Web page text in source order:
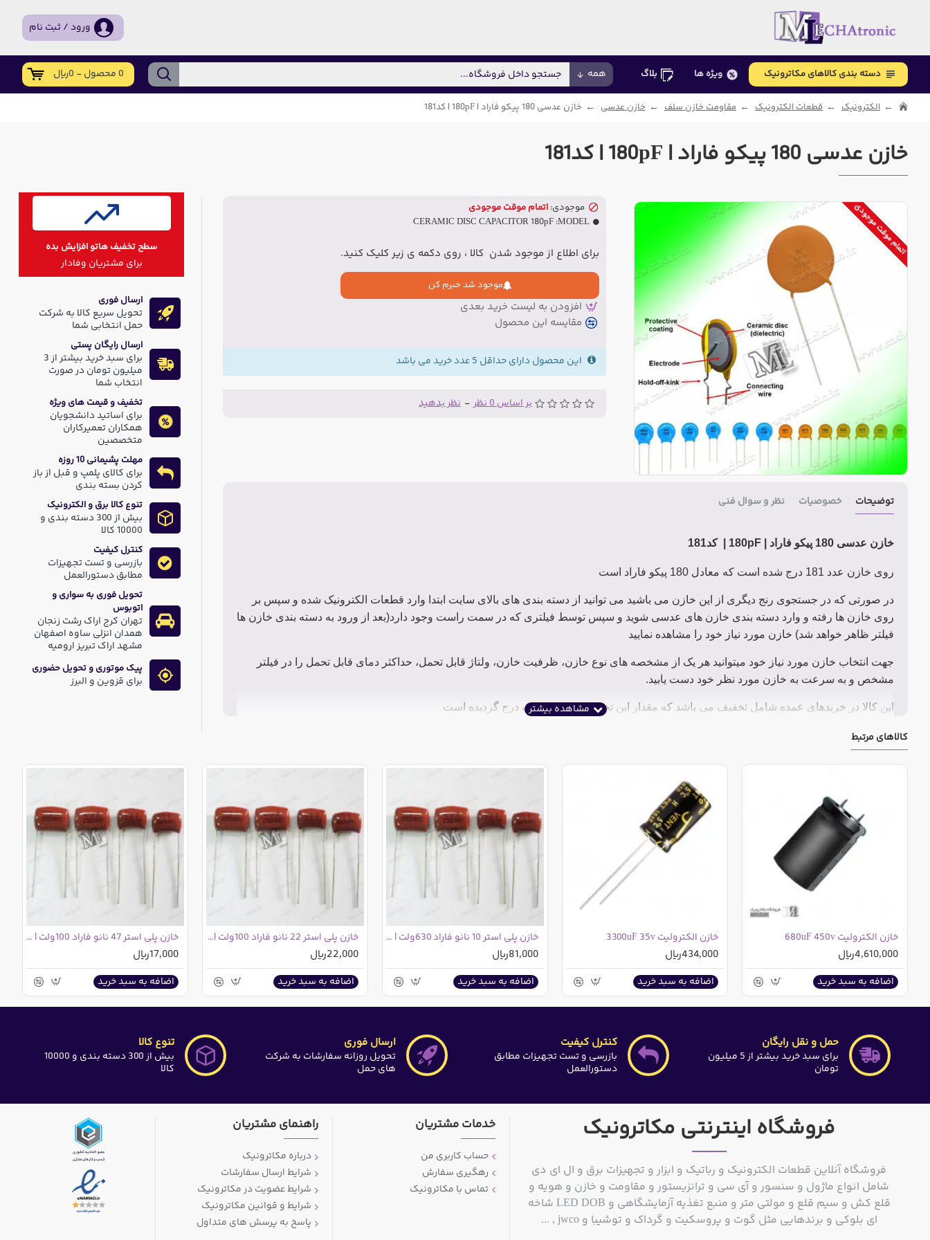
ورود / ثبت نام
دسته بندی کالاهای مکاترونیک ویژه ها بلاگ همه 0 محصول - 0ریال
الکترونیک قطعات الکترونیک مقاومت خازن سلف خازن عدسی خازن عدسی 180 پیکو فاراد | 180pF | کد181
خازن عدسی 180 پیکو فاراد | 180pF | کد181
اتمام موقت موجودی
بر اساس 0 نظر - نظر بدهید
موجودی: اتمام موقت موجودی
MODEL:
CERAMIC DISC CAPACITOR 180pF
برای اطلاع از موجود شدن کالا ، روی دکمه ی زیر کلیک کنید.
موجود شد خبرم کن
افزودن به لیست خرید بعدی
مقایسه این محصول
این محصول دارای حداقل 5 عدد خرید می باشد
توضیحات خصوصیات نظر و سوال فنی
خازن عدسی 180 پیکو فاراد | 180pF | کد181
روی خازن عدد 181 درج شده است که معادل 180 پیکو فاراد است
در صورتی که در جستجوی رنج دیگری از این خازن می باشید می توانید از دسته بندی های بالای سایت ابتدا وارد قطعات الکترونیک شده و سپس بر
روی خازن ها رفته و وارد دسته بندی خازن های عدسی شوید و سپس توسط فیلتری که در سمت راست وجود دارد(بعد از ورود به دسته بندی خازن ها
فیلتر ظاهر خواهد شد) خازن مورد نیاز خود را مشاهده نمایید
جهت انتخاب خازن مورد نیاز خود میتوانید هر یک از مشخصه های نوع خازن، ظرفیت خازن، ولتاژ قابل تحمل، حداکثر دمای قابل تحمل را در فیلتر
مشخص و به سرعت به خازن مورد نظر خود دست یابید.
این کالا در خریدهای عمده شامل تخفیف می باشد که مقدار این تخفیف در ذیل قیمت درج گردیده است
سطح تخفیف هاتو افزایش بده
برای مشتریان وفادار
ارسال فوری
تحویل سریع کالا به شرکت
حمل انتخابی شما
ارسال رایگان پستی
برای سبد خرید بیشتر از 3
میلیون تومان در صورت
انتخاب شما
تخفیف و قیمت های ویژه
برای اساتید دانشجویان
همکاران تعمیرکاران
متخصصین
مهلت پشیمانی 10 روزه
برای کالای پلمپ و قبل از باز
کردن بسته بندی
تنوع کالا برق و الکترونیک
بیش از 300 دسته بندی و
10000 کالا
کنترل کیفیت
بازرسی و تست تجهیزات
مطابق دستورالعمل
تحویل فوری به سواری و
اتوبوس
تهران کرج اراک رشت زنجان
همدان انزلی ساوه اصفهان
مشهد اراک تبریز ارومیه
پیک موتوری و تحویل حضوری
برای قزوین و البرز
کالاهای مرتبط
خازن الکترولیت 680uF 450v
4,610,000ریال
اضافه به سبد خرید
خازن الکترولیت 3300uF 35v
434,000ریال
اضافه به سبد خرید
خازن پلی استر 10 نانو فاراد 630ولت | 10nF 630V
81,000ریال
اضافه به سبد خرید
خازن پلی استر 22 نانو فاراد 100ولت | 22nF 100V
22,000ریال
اضافه به سبد خرید
خازن پلی استر 47 نانو فاراد 100ولت | 47nF 100V
17,000ریال
اضافه به سبد خرید
حمل و نقل رایگان
برای سبد خرید بیشتر از 5 میلیون
تومان
کنترل کیفیت
بازرسی و تست تجهیزات مطابق
دستورالعمل
ارسال فوری
تحویل روزانه سفارشات به شرکت
های حمل
تنوع کالا
بیش از 300 دسته بندی و 10000
کالا
فروشگاه اینترنتی مکاترونیک
فروشگاه آنلاین قطعات الکترونیک و رباتیک و ابزار و تجهیزات برق و ال ای دی
شامل انواع ماژول و سنسور و آی سی و ترانزیستور و مقاومت و خازن و هویه و
قلع کش و سیم قلع و مولتی متر و منبع تغذیه آزمایشگاهی و LED DOB شاخه
ای بلوکی و برندهایی مثل گوت و پروسکیت و گرداک و توشیبا و jwco , ...
خدمات مشتریان
حساب کاربری من
رهگیری سفارش
تماس با مکاترونیک
راهنمای مشتریان
درباره مکاترونیک
شرایط ارسال سفارشات
شرایط عضویت در مکاترونیک
شرایط و قوانین مکاترونیک
پاسخ به پرسش های متداول